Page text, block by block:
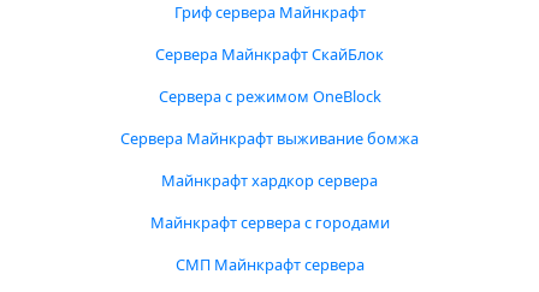
Гриф сервера Майнкрафт
Сервера Майнкрафт СкайБлок
Сервера с режимом OneBlock
Сервера Майнкрафт выживание бомжа
Майнкрафт хардкор сервера
Майнкрафт сервера с городами
СМП Майнкрафт сервера